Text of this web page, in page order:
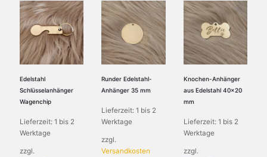
Edelstahl
Schlüsselanhänger
Wagenchip
Lieferzeit: 1 bis 2
Werktage
zzgl.
Runder Edelstahl-
Anhänger 35 mm
Lieferzeit:1 bis 2
Werktage
zzgl.
Versandkosten
Knochen-Anhänger
aus Edelstahl 40×20
mm
Lieferzeit: 1 bis 2
Werktage
zzgl.